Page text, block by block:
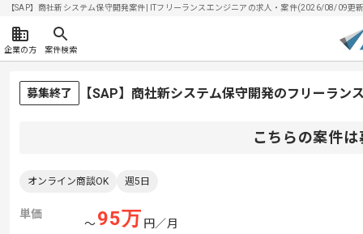
【SAP】商社新システム保守開発案件| ITフリーランスエンジニアの求人・案件(2026/08/09更
企業の方 案件検索
募集終了 【SAP】商社新システム保守開発のフリーラン
こちらの案件
オンライン商談OK 週5日
単価
〜95万 円／月